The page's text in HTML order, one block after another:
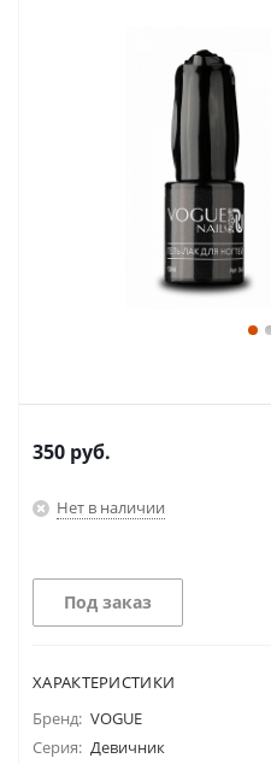
350 руб.
Нет в наличии
Под заказ
ХАРАКТЕРИСТИКИ
Бренд: VOGUE
Серия: Девичник